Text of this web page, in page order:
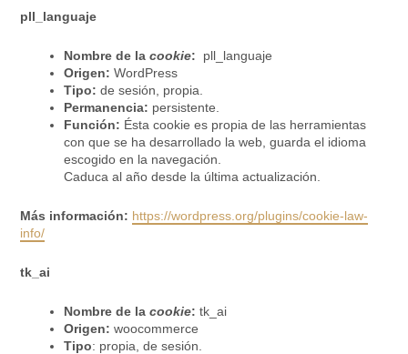
pll_languaje
Nombre de la cookie:
pll_languaje
Origen: WordPress
Tipo: de sesión, propia.
Permanencia: persistente.
Función: Ésta cookie es propia de las herramientas
con que se ha desarrollado la web, guarda el idioma
escogido en la navegación.
Caduca al año desde la última actualización.
Más información: https://wordpress.org/plugins/cookie-law-
info/
tk_ai
Nombre de la cookie: tk_ai
Origen: woocommerce
Tipo: propia, de sesión.